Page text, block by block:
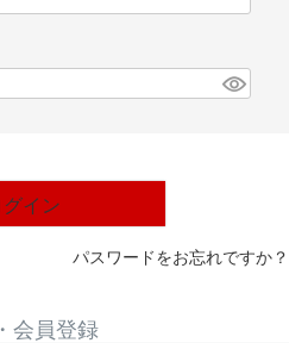
グイン
パスワードをお忘れですか？
会員登録